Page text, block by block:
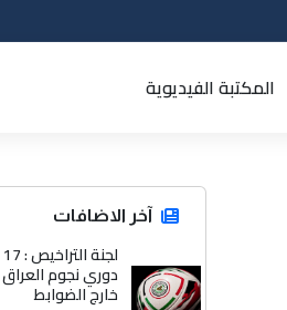
المكتبة الفيديوية
آخر الاضافات
خارج الضوابط